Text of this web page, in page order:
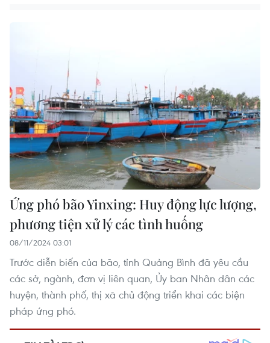
Ứng phó bão Yinxing: Huy động lực lượng,
phương tiện xử lý các tình huống
08/11/2024 03:01
Trước diễn biến của bão, tỉnh Quảng Bình đã yêu cầu
các sở, ngành, đơn vị liên quan, Ủy ban Nhân dân các
huyện, thành phố, thị xã chủ động triển khai các biện
pháp ứng phó.